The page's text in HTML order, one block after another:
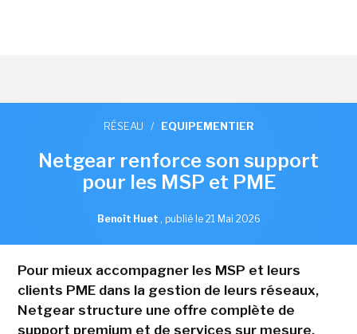
RÉSEAU / EQUIPEMENTIER
Netgear renforce son support
pour les MSP et PME
Benoît Huet , publié le 21 Mai 2026
Pour mieux accompagner les MSP et leurs
clients PME dans la gestion de leurs réseaux,
Netgear structure une offre complète de
support premium et de services sur mesure.